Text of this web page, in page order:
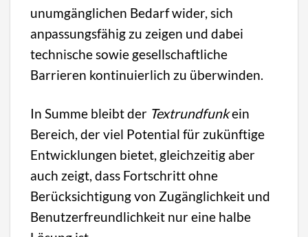
unumgänglichen Bedarf wider, sich
anpassungsfähig zu zeigen und dabei
technische sowie gesellschaftliche
Barrieren kontinuierlich zu überwinden.
In Summe bleibt der Textrundfunkein
Bereich, der viel Potential für zukünftige
Entwicklungen bietet, gleichzeitig aber
auch zeigt, dass Fortschritt ohne
Berücksichtigung von Zugänglichkeit und
Benutzerfreundlichkeit nur eine halbe